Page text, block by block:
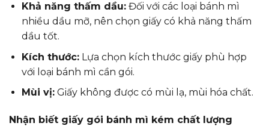
Khả năng thấm dầu:Đối với các loại bánh mì
nhiều dầu mỡ, nên chọn giấy có khả năng thấm
dầu tốt.
Kích thước:Lựa chọn kích thước giấy phù hợp
với loại bánh mì cần gói.
Mùi vị:Giấy không được có mùi lạ, mùi hóa chất.
Nhận biết giấy gói bánh mì kém chất lượng